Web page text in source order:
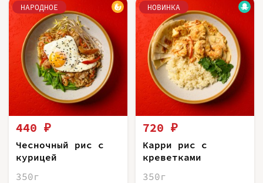
НАРОДНОЕ
440 ₽
Чесночный рис с
курицей
350г
НОВИНКА
720 ₽
Карри рис с
креветками
350г